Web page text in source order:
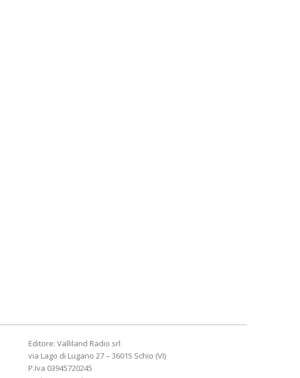
Editore: Valliland Radio srl
via Lago di Lugano 27 – 36015 Schio (VI)
P.Iva 03945720245